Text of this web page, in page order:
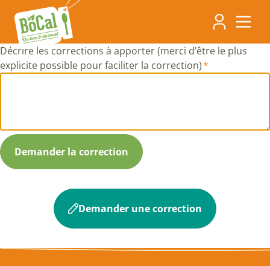
contenu
principal
Décrire les corrections à apporter (merci d’être le plus
explicite possible pour faciliter la correction)
Demander une correction